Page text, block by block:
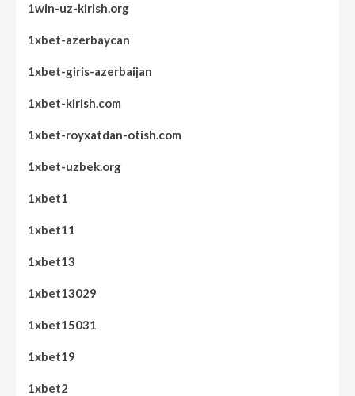
1win-uz-kirish.org
1xbet-azerbaycan
1xbet-giris-azerbaijan
1xbet-kirish.com
1xbet-royxatdan-otish.com
1xbet-uzbek.org
1xbet1
1xbet11
1xbet13
1xbet13029
1xbet15031
1xbet19
1xbet2